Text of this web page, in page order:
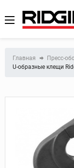
Главная Пресс-
U-образные клещи